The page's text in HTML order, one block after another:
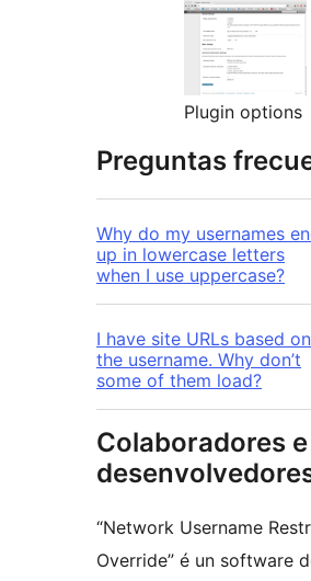
Plugin options
Preguntas
Why do my usernames
up in lowercase letters
when I use uppercase?
I have site URLs based on
the username. Why don’t
some of them load?
Colaboradores e
“Network Username
Override” é un software